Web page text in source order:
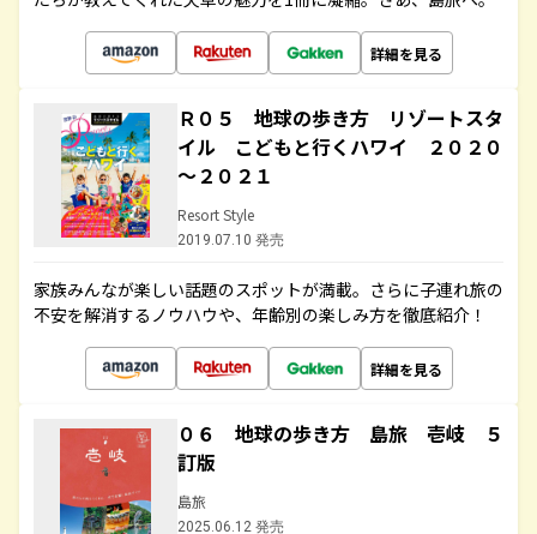
詳細を見る
Ｒ０５ 地球の歩き方 リゾートスタ
イル こどもと行くハワイ ２０２０
～２０２１
Resort Style
2019.07.10 発売
家族みんなが楽しい話題のスポットが満載。さらに子連れ旅の
不安を解消するノウハウや、年齢別の楽しみ方を徹底紹介！
詳細を見る
０６ 地球の歩き方 島旅 壱岐 ５
訂版
島旅
2025.06.12 発売